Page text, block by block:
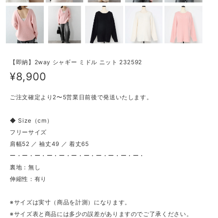
【即納】2way シャギー ミドル ニット 232592
¥8,900
ご注文確定より2〜5営業日前後で発送いたします。
◆ Size（cm）
フリーサイズ
肩幅52 ／ 袖丈49 ／ 着丈65
ー・ー・ー・ー・ー・ー・ー・ー・ー・ー・ー・
裏地：無し
伸縮性：有り
※サイズは実寸（商品を計測）になります。
※サイズ表と商品には多少の誤差がありますのでご了承ください。